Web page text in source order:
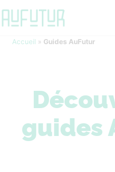
Accueil » Guides AuFutur
guides